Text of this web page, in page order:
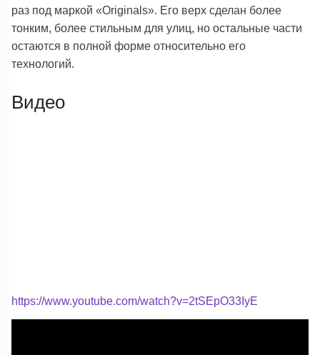
раз под маркой «Originals». Его верх сделан более
тонким, более стильным для улиц, но остальные части
остаются в полной форме относительно его
технологий.
Видео
https://www.youtube.com/watch?v=2tSEpO33IyE